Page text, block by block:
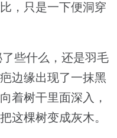
，只是一下便洞穿
些什么，还是羽毛
边缘出现了一抹黑
着树干里面深入，
这棵树变成灰木。